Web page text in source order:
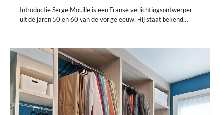
Introductie Serge Mouille is een Franse verlichtingsontwerper
uit de jaren 50 en 60 van de vorige eeuw. Hij staat bekend…